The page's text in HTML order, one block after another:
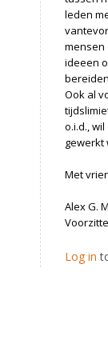
leden
mensen
ideeen
Ook al
o.i.d.,
gewerkt
Met
Alex G.
Log in